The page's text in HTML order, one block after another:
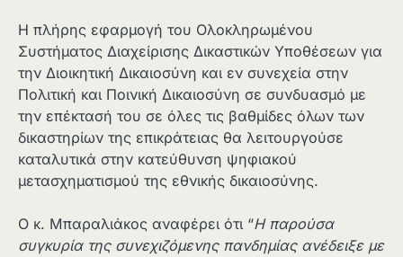
Η πλήρης εφαρμογή του Ολοκληρωμένου
Συστήματος Διαχείρισης Δικαστικών Υποθέσεων για
την Διοικητική Δικαιοσύνη και εν συνεχεία στην
Πολιτική και Ποινική Δικαιοσύνη σε συνδυασμό με
την επέκτασή του σε όλες τις βαθμίδες όλων των
δικαστηρίων της επικράτειας θα λειτουργούσε
καταλυτικά στην κατεύθυνση ψηφιακού
μετασχηματισμού της εθνικής δικαιοσύνης.
Ο κ. Μπαραλιάκος αναφέρει ότι “Η παρούσα
συγκυρία της συνεχιζόμενης πανδημίας ανέδειξε με